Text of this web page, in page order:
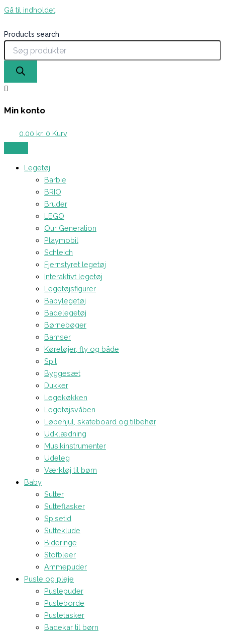
Gå til indholdet
Products search
Min konto
0,00 kr. 0 Kurv
Legetøj
Barbie
BRIO
Bruder
LEGO
Our Generation
Playmobil
Schleich
Fjernstyret legetøj
Interaktivt legetøj
Legetøjsfigurer
Babylegetøj
Badelegetøj
Børnebøger
Bamser
Køretøjer, fly og både
Spil
Byggesæt
Dukker
Legekøkken
Legetøjsvåben
Løbehjul, skateboard og tilbehør
Udklædning
Musikinstrumenter
Udeleg
Værktøj til børn
Baby
Sutter
Sutteflasker
Spisetid
Sutteklude
Bideringe
Stofbleer
Ammepuder
Pusle og pleje
Puslepuder
Pusleborde
Pusletasker
Badekar til børn